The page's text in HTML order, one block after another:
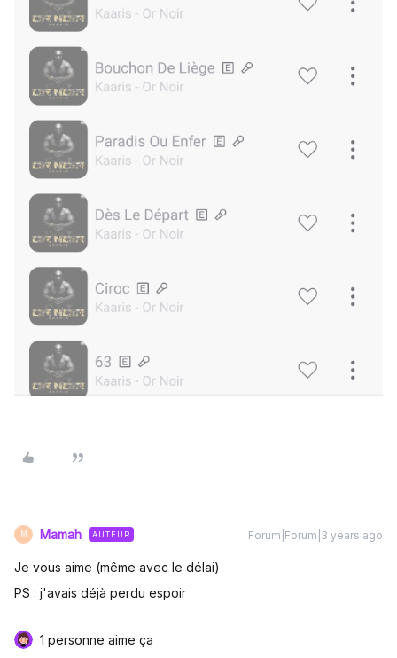
M Mamah AUTEUR Forum|Forum|3 years ago
Je vous aime (même avec le délai)
PS : j'avais déjà perdu espoir
1 personne aime ça